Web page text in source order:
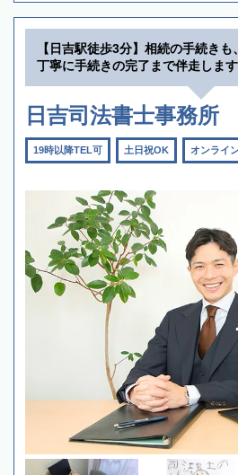
【日吉駅徒歩3分】相続の手続きも
丁寧に手続きの完了まで伴走します
日吉司法書士事務所
19時以降TEL可 土日祝OK オンライ